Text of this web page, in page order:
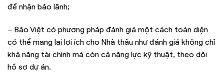
để nhận bảo lãnh;
– Bảo Việt có phương pháp đánh giá một cách toàn diện
có thể mang lại lợi ích cho Nhà thầu như đánh giá không chỉ
khả năng tài chính mà còn cả năng lực kỹ thuật, theo dõi
hồ sơ dự án.